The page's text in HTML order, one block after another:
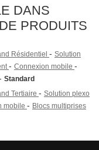
DANS
PRODUITS
Résidentiel - Solution
- Connexion mobile -
Standard
Tertiaire - Solution plexo
mobile - Blocs multiprises